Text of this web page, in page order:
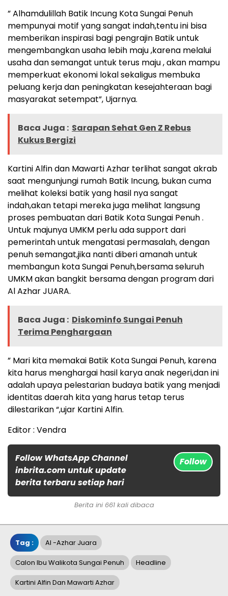
” Alhamdulillah Batik Incung Kota Sungai Penuh
mempunyai motif yang sangat indah,tentu ini bisa
memberikan inspirasi bagi pengrajin Batik untuk
mengembangkan usaha lebih maju ,karena melalui
usaha dan semangat untuk terus maju , akan mampu
memperkuat ekonomi lokal sekaligus membuka
peluang kerja dan peningkatan kesejahteraan bagi
masyarakat setempat”, Ujarnya.
Baca Juga : Sarapan Sehat Gen Z Rebus
Kukus Bergizi
Kartini Alfin dan Mawarti Azhar terlihat sangat akrab
saat mengunjungi rumah Batik Incung, bukan cuma
melihat koleksi batik yang hasil nya sangat
indah,akan tetapi mereka juga melihat langsung
proses pembuatan dari Batik Kota Sungai Penuh .
Untuk majunya UMKM perlu ada support dari
pemerintah untuk mengatasi permasalah, dengan
penuh semangat,jika nanti diberi amanah untuk
membangun kota Sungai Penuh,bersama seluruh
UMKM akan bangkit bersama dengan program dari
Al Azhar JUARA.
Baca Juga : Diskominfo Sungai Penuh
Terima Penghargaan
” Mari kita memakai Batik Kota Sungai Penuh, karena
kita harus menghargai hasil karya anak negeri,dan ini
adalah upaya pelestarian budaya batik yang menjadi
identitas daerah kita yang harus tetap terus
dilestarikan “,ujar Kartini Alfin.
Editor : Vendra
Follow WhatsApp Channel
inbrita.com untuk update
berita terbaru setiap hari
Follow
Berita ini 661 kali dibaca
Tag : Al -Azhar Juara
Calon Ibu Walikota Sungai Penuh Headline
Kartini Alfin Dan Mawarti Azhar